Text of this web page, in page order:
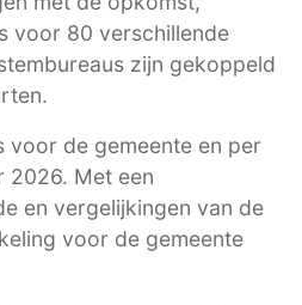
voor 80 verschillende
zijn gekoppeld
voor de gemeente en per
2026. Met een
en vergelijkingen van de
voor de gemeente